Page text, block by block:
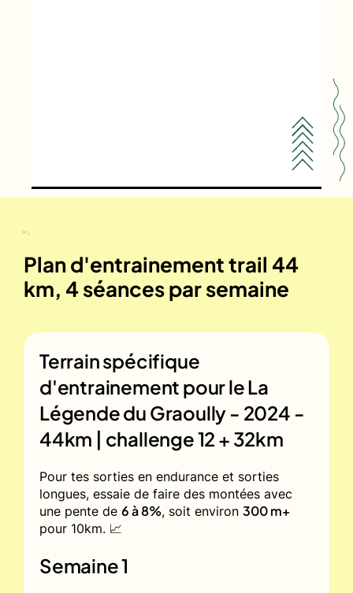
Plan d'entrainement trail 44
km, 4 séances par semaine
Terrain spécifique
d'entrainement pour leLa
Légende du Graoully - 2024 -
44km | challenge 12 + 32km
Pour tes sorties en endurance et sorties
longues, essaie de faire des montées avec
une pente de 6 à 8%, soit environ 300 m+
pour 10km. 📈
Semaine 1